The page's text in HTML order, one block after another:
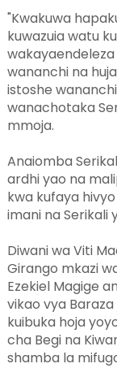
"Kwakuwa
kuwazuia watu
wananchi na
istoshe
wanachotaka
mmoja.
Anaiomba
ardhi yao na
kwa kufaya
imani na Serikali
Diwani wa Viti
Girango mkazi
Ezekiel Magige
vikao vya
kuibuka hoja
cha Begi na
shamba la